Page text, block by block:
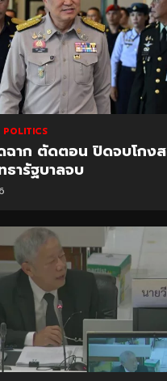
POLITICS
ฉาก ตัดตอน ปิดจบโกง
ารัฐบาลจบ